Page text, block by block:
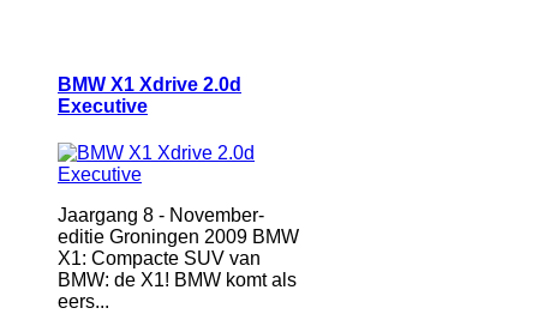
BMW X1 Xdrive 2.0d
Executive
Jaargang 8 - November-
editie Groningen 2009 BMW
X1: Compacte SUV van
BMW: de X1! BMW komt als
eers...